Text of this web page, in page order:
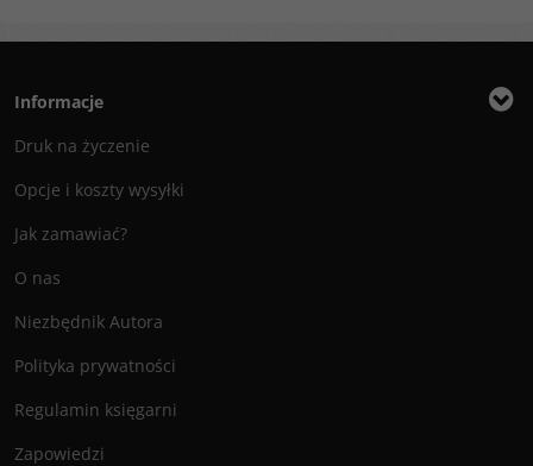
Informacje
Druk na życzenie
Opcje i koszty wysyłki
Jak zamawiać?
O nas
Niezbędnik Autora
Polityka prywatności
Regulamin księgarni
Zapowiedzi